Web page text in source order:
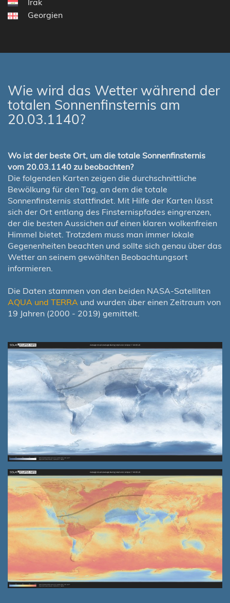
Irak
Georgien
Wie wird das Wetter während der
totalen Sonnenfinsternis am
20.03.1140?
Wo ist der beste Ort, um die totale Sonnenfinsternis
vom 20.03.1140 zu beobachten?
Die folgenden Karten zeigen die durchschnittliche
Bewölkung für den Tag, an dem die totale
Sonnenfinsternis stattfindet. Mit Hilfe der Karten lässt
sich der Ort entlang des Finsternispfades eingrenzen,
der die besten Aussichen auf einen klaren wolkenfreien
Himmel bietet. Trotzdem muss man immer lokale
Gegenenheiten beachten und sollte sich genau über das
Wetter an seinem gewählten Beobachtungsort
informieren.
Die Daten stammen von den beiden NASA-Satelliten
AQUA und TERRA und wurden über einen Zeitraum von
19 Jahren (2000 - 2019) gemittelt.